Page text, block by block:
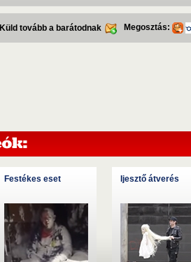
Küld tovább a barátodnak Megosztás:
Festékes eset Ijesztő átverés